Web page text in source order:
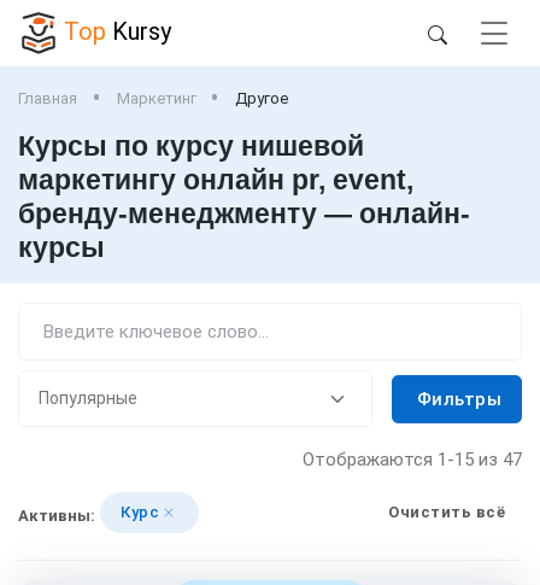
Top Kursy
Главная Маркетинг Другое
Курсы по курсу нишевой
маркетингу онлайн pr, event,
бренду-менеджменту — онлайн-
курсы
Фильтры
Отображаются 1-15 из 47
Активны: Курс Очистить всё